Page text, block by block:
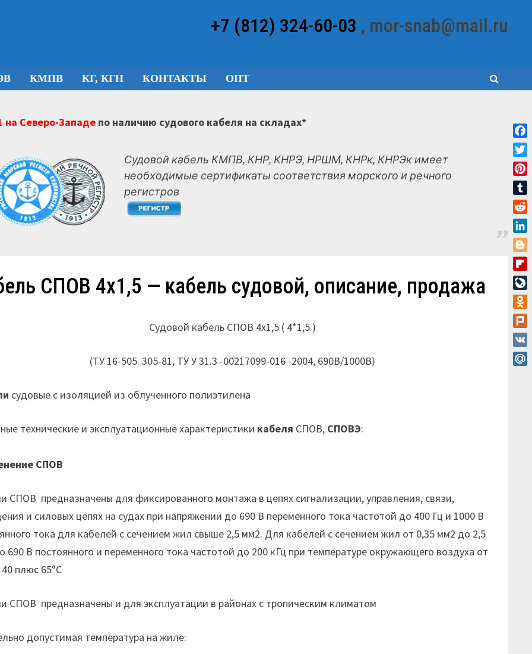
+7 (812) 324-60-03 , mor-snab@mail.ru
КМПВ КГ, КГН КОНТАКТЫ ОПТ
Северо-Западепо наличию судового кабеля на складах*
Судовой кабель КМПВ, КНР, КНРЭ, НРШМ, КНРк, КНРЭк имеет
необходимые сертификаты соответствия морского и речного
регистров
СПОВ 4х1,5 — кабель судовой, описание, продажа
Судовой кабель СПОВ 4х1,5 ( 4*1,5 )
(ТУ 16-505. 305-81, ТУ У 31.3 -00217099-016 -2004, 690В/1000В)
судовые с изоляцией из облученного полиэтилена
технические и эксплуатационные характеристики кабеля СПОВ, СПОВЭ:
СПОВ
СПОВ предназначены для фиксированного монтажа в цепях сигнализации, управления, связи,
и силовых цепях на судах при напряжении до 690 В переменного тока частотой до 400 Гц и 1000 В
тока для кабелей с сечением жил свыше 2,5 мм2. Для кабелей с сечением жил от 0,35 мм2 до 2,5
690 В постоянного и переменного тока частотой до 200 кГц при температуре окружающего воздуха от
плюс 65°С
СПОВ предназначены и для эксплуатации в районах с тропическим климатом
допустимая температура на жиле:
VK